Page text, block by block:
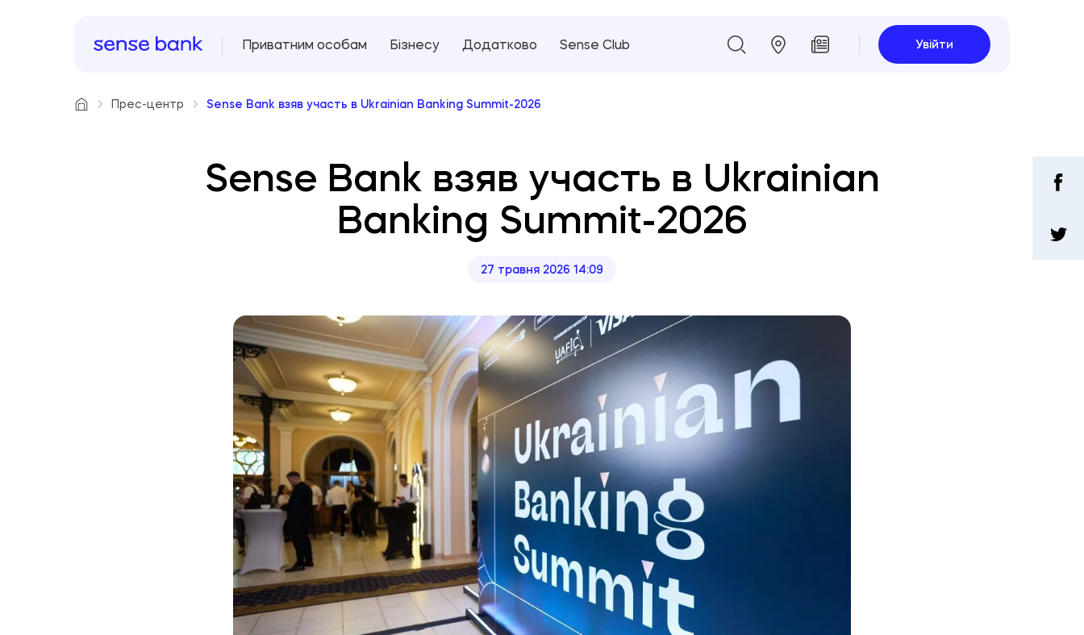
Приватним особам Бізнесу Додатково Sense Club Увійти
Прес-центр Sense Bank взяв участь в Ukrainian Banking Summit-2026
Sense Bank взяв участь в Ukrainian
Banking Summit-2026
27 травня 2026 14:09